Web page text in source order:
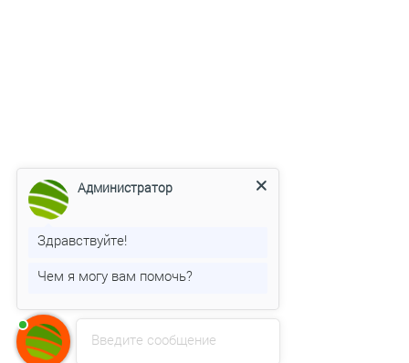
Введите сообщение
Администратор
Здравствуйте!
Чем я могу вам помочь?